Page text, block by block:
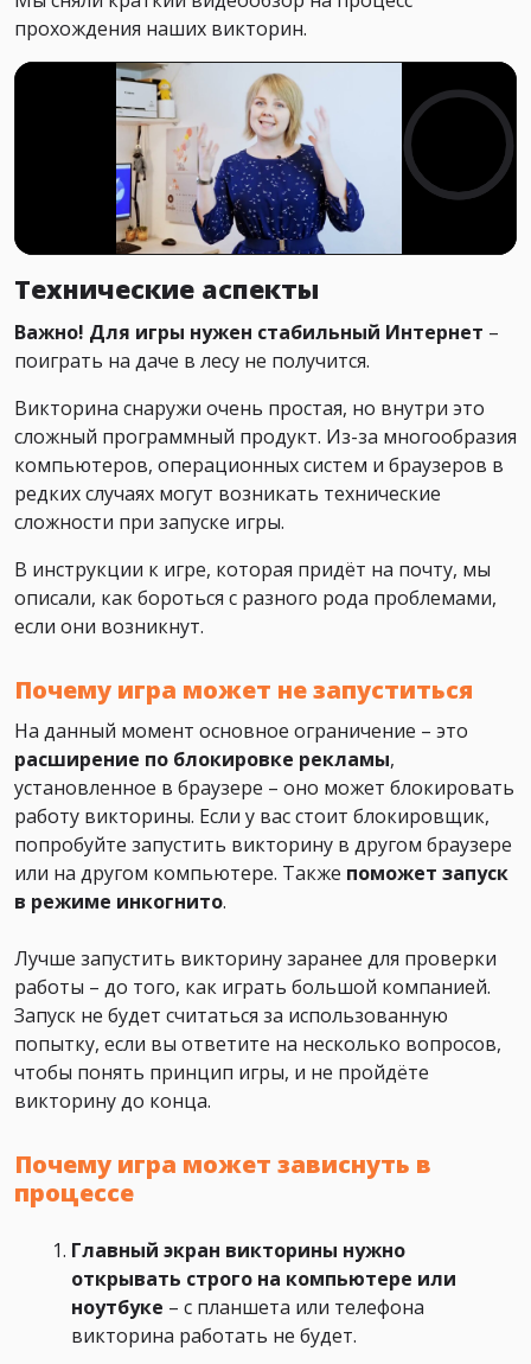
прохождения наших викторин.
Технические аспекты
Важно! Для игры нужен стабильный Интернет –
поиграть на даче в лесу не получится.
Викторина снаружи очень простая, но внутри это
сложный программный продукт. Из-за многообразия
компьютеров, операционных систем и браузеров в
редких случаях могут возникать технические
сложности при запуске игры.
В инструкции к игре, которая придёт на почту, мы
описали, как бороться с разного рода проблемами,
если они возникнут.
Почему игра может не запуститься
На данный момент основное ограничение – это
расширение по блокировке рекламы,
установленное в браузере – оно может блокировать
работу викторины. Если у вас стоит блокировщик,
попробуйте запустить викторину в другом браузере
или на другом компьютере. Также поможет запуск
в режиме инкогнито.
Лучше запустить викторину заранее для проверки
работы – до того, как играть большой компанией.
Запуск не будет считаться за использованную
попытку, если вы ответите на несколько вопросов,
чтобы понять принцип игры, и не пройдёте
викторину до конца.
Почему игра может зависнуть в
процессе
Главный экран викторины нужно
открывать строго на компьютере или
ноутбуке – с планшета или телефона
викторина работать не будет.